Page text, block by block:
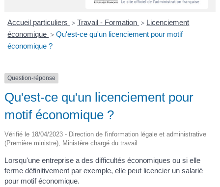
E
Accueil particuliers > Travail - Formation > Licenciement
économique > Qu'est-ce qu'un licenciement pour motif
économique ?
Question-réponse
Qu'est-ce qu'un licenciement pour
motif économique ?
Vérifié le 18/04/2023 - Direction de l'information légale et administrative
(Première ministre), Ministère chargé du travail
Lorsqu'une entreprise a des difficultés économiques ou si elle
ferme définitivement par exemple, elle peut licencier un salarié
pour motif économique.